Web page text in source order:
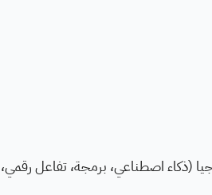
(ذكاء اصطناعي، برمجة، تفاعل رقمي،